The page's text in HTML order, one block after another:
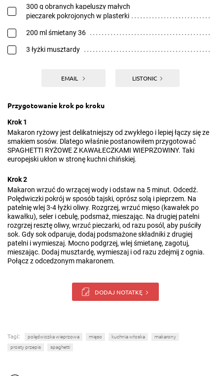
300 g obranych kapeluszy małych
pieczarek pokrojonych w plasterki
200 ml śmietany 36
3 łyżki musztardy
EMAIL LISTONIC
Przygotowanie krok po kroku
Krok 1
Makaron ryżowy jest delikatniejszy od zwykłego i lepiej łączy się ze
smakiem sosów. Dlatego właśnie postanowiłem przygotować
SPAGHETTI RYŻOWE Z KAWAŁECZKAMI WIEPRZOWINY. Taki
europejski ukłon w stronę kuchni chińskiej.
Krok 2
Makaron wrzuć do wrzącej wody i odstaw na 5 minut. Odcedź.
Polędwiczki pokrój w sposób tajski, oprósz solą i pieprzem. Na
patelnię wlej 3-4 łyżki oliwy. Rozgrzej, wrzuć mięso (kawałek po
kawałku), seler i cebulę, podsmaż, mieszając. Na drugiej patelni
rozgrzej resztę oliwy, wrzuć pieczarki, od razu posól, aby puściły
sok. Gdy sok odparuje, dodaj podsmażone składniki z drugiej
patelni i wymieszaj. Mocno podgrzej, wlej śmietanę, zagotuj,
mieszając. Dodaj musztardę, wymieszaj i od razu zdejmij z ognia.
Połącz z odcedzonym makaronem.
DODAJ NOTATKĘ
Tagi: polędwiczka wieprzowa mięso kuchnia włoska
makarony
prosty przepis
spaghetti